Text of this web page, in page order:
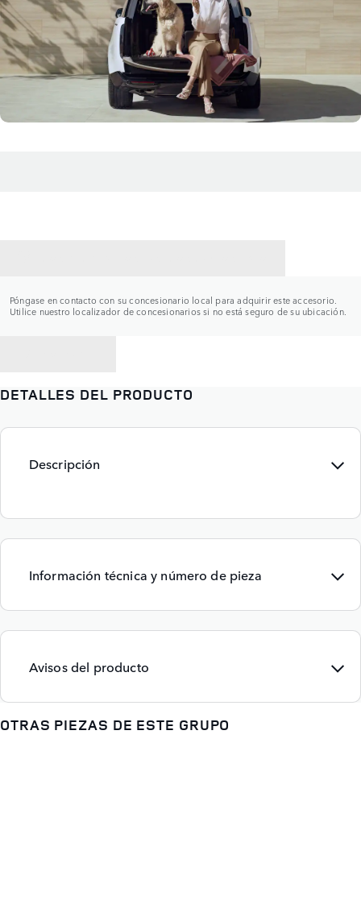
Póngase en contacto con su concesionario local para adquirir este accesorio.
Utilice nuestro localizador de concesionarios si no está seguro de su ubicación.
DETALLES DEL PRODUCTO
Descripción
Información técnica y número de pieza
Avisos del producto
OTRAS PIEZAS DE ESTE GRUPO